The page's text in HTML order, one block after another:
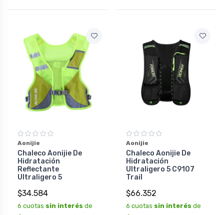
Aonijie
Chaleco Aonijie De
Hidratación
Reflectante
Ultraligero 5
$34.584
6 cuotas sin interés de
Aonijie
Chaleco Aonijie De
Hidratación
Ultraligero 5 C9107
Trail
$66.352
6 cuotas sin interés de